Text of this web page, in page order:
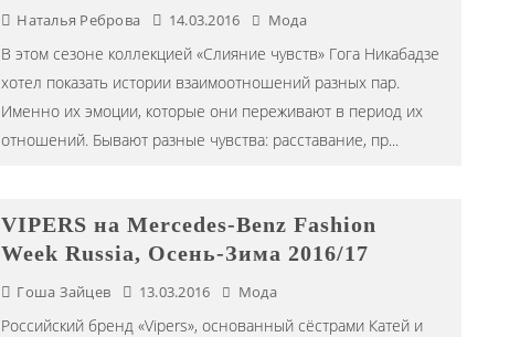
Наталья Реброва 14.03.2016 Мода
В этом сезоне коллекцией «Слияние чувств» Гога Никабадзе
хотел показать истории взаимоотношений разных пар.
Именно их эмоции, которые они переживают в период их
отношений. Бывают разные чувства: расставание, пр...
VIPERS на Mercedes-Benz Fashion
Week Russia, Осень-Зима 2016/17
Гоша Зайцев 13.03.2016 Мода
Российский бренд «Vipers», основанный сёстрами Катей и